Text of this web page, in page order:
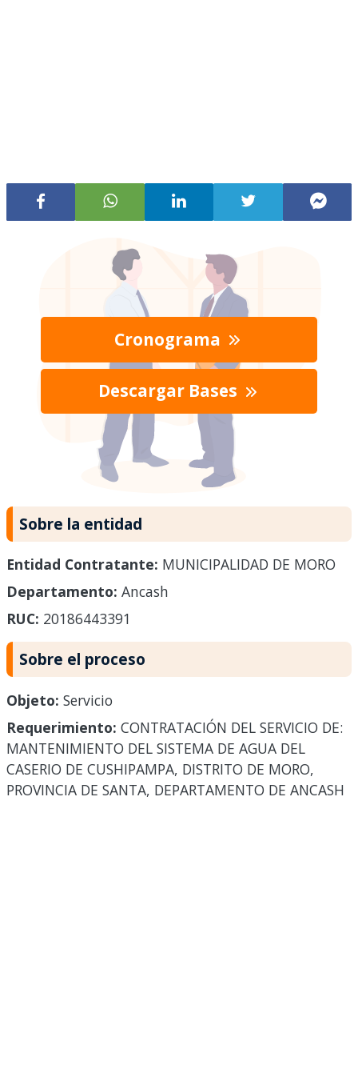
Cronograma
Descargar Bases
Sobre la entidad
Entidad Contratante: MUNICIPALIDAD DE MORO
Departamento: Ancash
RUC: 20186443391
Sobre el proceso
Objeto: Servicio
Requerimiento: CONTRATACIÓN DEL SERVICIO DE:
MANTENIMIENTO DEL SISTEMA DE AGUA DEL
CASERIO DE CUSHIPAMPA, DISTRITO DE MORO,
PROVINCIA DE SANTA, DEPARTAMENTO DE ANCASH